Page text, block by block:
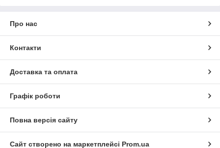
Про нас
Контакти
Доставка та оплата
Графік роботи
Повна версія сайту
Сайт створено на маркетплейсі Prom.ua